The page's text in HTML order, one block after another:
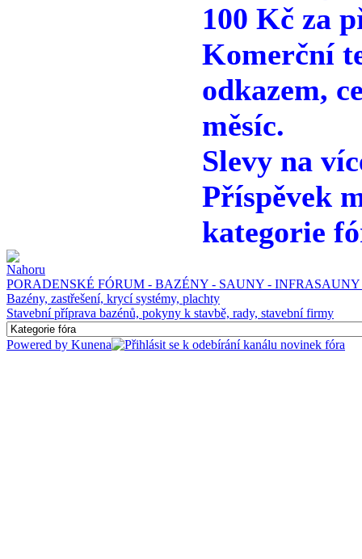
100 Kč za
Komerční
odkazem,
měsíc.
Slevy na
Příspěvek
kategorie
PORADENSKÉ FÓRUM - BAZÉNY - SAUNY -
Bazény, zastřešení, krycí systémy, plachty
Stavební příprava bazénů, pokyny k stavbě, rady, stavební firmy
Powered by Kunena